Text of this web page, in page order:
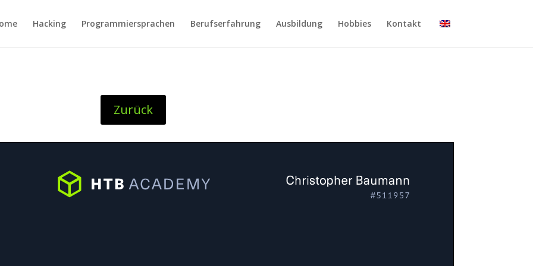
Hacking Programmiersprachen Berufserfahrung Ausbildung Hobbies Kontakt
Zurück